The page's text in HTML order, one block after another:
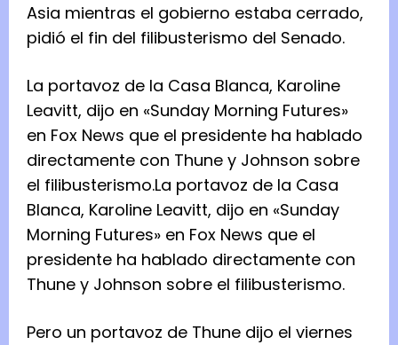
Asia mientras el gobierno estaba cerrado,
pidió el fin del filibusterismo del Senado.
La portavoz de la Casa Blanca, Karoline
Leavitt, dijo en «Sunday Morning Futures»
en Fox News que el presidente ha hablado
directamente con Thune y Johnson sobre
el filibusterismo.La portavoz de la Casa
Blanca, Karoline Leavitt, dijo en «Sunday
Morning Futures» en Fox News que el
presidente ha hablado directamente con
Thune y Johnson sobre el filibusterismo.
Pero un portavoz de Thune dijo el viernes